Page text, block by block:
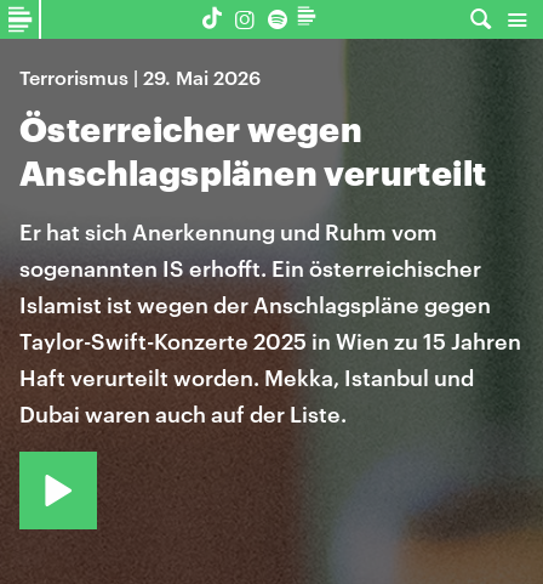
Terrorismus | 29. Mai 2026
Österreicher wegen
Anschlagsplänen verurteilt
Er hat sich Anerkennung und Ruhm vom
sogenannten IS erhofft. Ein österreichischer
Islamist ist wegen der Anschlagspläne gegen
Taylor-Swift-Konzerte 2025 in Wien zu 15 Jahren
Haft verurteilt worden. Mekka, Istanbul und
Dubai waren auch auf der Liste.